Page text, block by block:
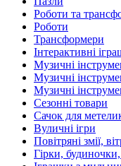
Роботи та
Роботи
Трансформери
Інтерактивні
Музичні
Музичні
Музичні
Сезонні товари
Сачок для
Вуличні ігри
Повітряні змії,
Гірки, будиночки,